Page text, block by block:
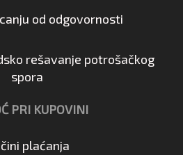
od odgovornosti
rešavanje potrošačkog
spora
PRI KUPOVINI
plaćanja